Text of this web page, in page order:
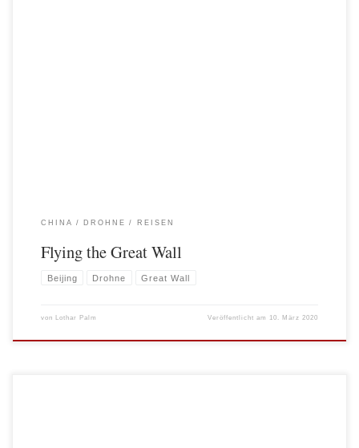
CHINA DROHNE REISEN
Flying the Great Wall
Beijing Drohne Great Wall
von Lothar Palm Veröffentlicht am 10. März 2020